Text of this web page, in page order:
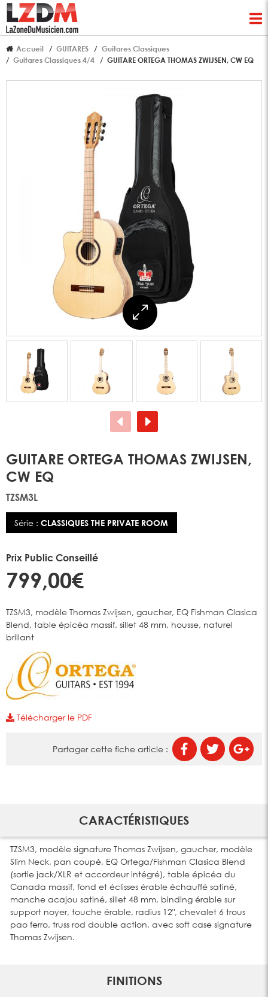
Accueil GUITARES
Guitares Classiques
Guitares Classiques 4/4
GUITARE ORTEGA THOMAS ZWIJSEN, CW EQ
GUITARE ORTEGA THOMAS ZWIJSEN,
CW EQ
TZSM3L
Série :CLASSIQUES THE PRIVATE ROOM
Prix Public Conseillé
799,00€
TZSM3, modèle Thomas Zwijsen, gaucher, EQ Fishman Clasica
Blend, table épicéa massif, sillet 48 mm, housse, naturel
brillant
Télécharger le PDF
Partager cette fiche article :
CARACTÉRISTIQUES
TZSM3, modèle signature Thomas Zwijsen, gaucher, modèle
Slim Neck, pan coupé, EQ Ortega/Fishman Clasica Blend
(sortie jack/XLR et accordeur intégré), table épicéa du
Canada massif, fond et éclisses érable échauffé satiné,
manche acajou satiné, sillet 48 mm, binding érable sur
support noyer, touche érable, radius 12", chevalet 6 trous
pao ferro, truss rod double action, avec soft case signature
Thomas Zwijsen.
FINITIONS